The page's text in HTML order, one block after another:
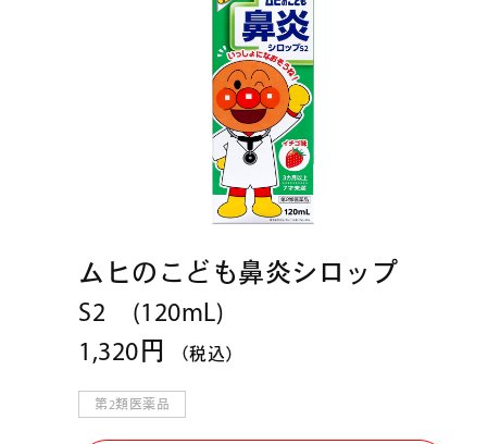
ムヒのこども鼻炎シロップ
S2 (120mL)
1,320円
（税込）
第2類医薬品